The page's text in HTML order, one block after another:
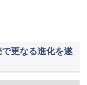
更なる進化を遂